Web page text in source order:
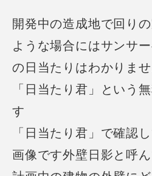
開発中の造成地で回り
ような場合にはサンサ
の日当たりはわかりませ
「日当たり君」という
す
「日当たり君」で確認
画像です外壁日影と呼